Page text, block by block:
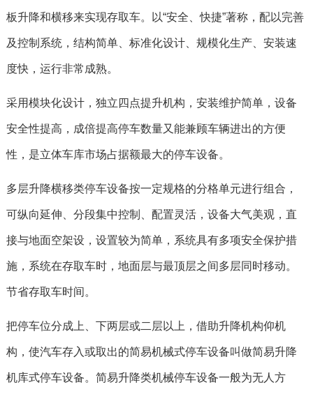
板升降和横移来实现存取车。以“安全、快捷”著称，配以完善
及控制系统，结构简单、标准化设计、规模化生产、安装速
度快，运行非常成熟。
采用模块化设计，独立四点提升机构，安装维护简单，设备
安全性提高，成倍提高停车数量又能兼顾车辆进出的方便
性，是立体车库市场占据额最大的停车设备。
多层升降横移类停车设备按一定规格的分格单元进行组合，
可纵向延伸、分段集中控制、配置灵活，设备大气美观，直
接与地面空架设，设置较为简单，系统具有多项安全保护措
施，系统在存取车时，地面层与最顶层之间多层同时移动。
节省存取车时间。
把停车位分成上、下两层或二层以上，借助升降机构仰机
构，使汽车存入或取出的简易机械式停车设备叫做简易升降
机库式停车设备。简易升降类机械停车设备一般为无人方